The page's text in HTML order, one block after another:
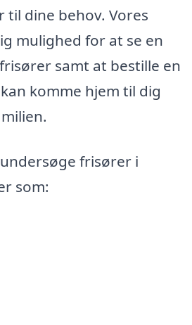
dine behov. Vores
mulighed for at se en
samt at bestille en
komme hjem til dig
frisører i
som: